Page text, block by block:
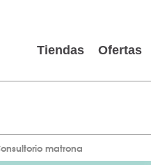
Tiendas Ofertas
matrona